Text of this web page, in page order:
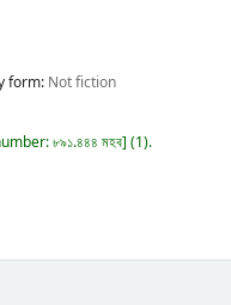
form: Not fiction
৮৯১.৪৪৪ মহব (1).